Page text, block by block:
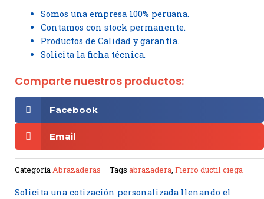
Somos una empresa 100% peruana.
Contamos con stock permanente.
Productos de Calidad y garantía.
Solicita la ficha técnica.
Comparte nuestros productos:
Facebook
Email
CategoríaAbrazaderas Tags abrazadera, Fierro ductil ciega
Solicita una cotización personalizada llenando el